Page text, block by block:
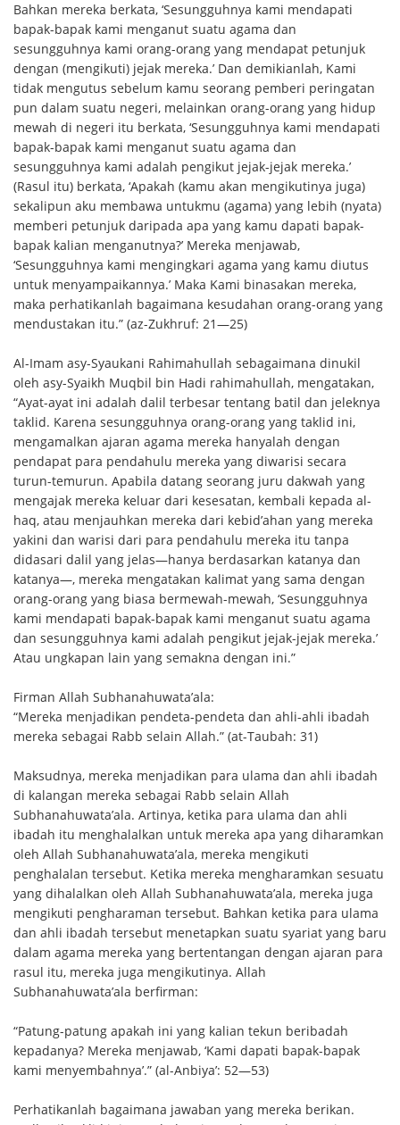
Bahkan mereka berkata, ‘Sesungguhnya kami mendapati
bapak-bapak kami menganut suatu agama dan
sesungguhnya kami orang-orang yang mendapat petunjuk
dengan (mengikuti) jejak mereka.’ Dan demikianlah, Kami
tidak mengutus sebelum kamu seorang pemberi peringatan
pun dalam suatu negeri, melainkan orang-orang yang hidup
mewah di negeri itu berkata, ‘Sesungguhnya kami mendapati
bapak-bapak kami menganut suatu agama dan
sesungguhnya kami adalah pengikut jejak-jejak mereka.’
(Rasul itu) berkata, ‘Apakah (kamu akan mengikutinya juga)
sekalipun aku membawa untukmu (agama) yang lebih (nyata)
memberi petunjuk daripada apa yang kamu dapati bapak-
bapak kalian menganutnya?’ Mereka menjawab,
‘Sesungguhnya kami mengingkari agama yang kamu diutus
untuk menyampaikannya.’ Maka Kami binasakan mereka,
maka perhatikanlah bagaimana kesudahan orang-orang yang
mendustakan itu.” (az-Zukhruf: 21—25)
Al-Imam asy-Syaukani Rahimahullah sebagaimana dinukil
oleh asy-Syaikh Muqbil bin Hadi rahimahullah, mengatakan,
“Ayat-ayat ini adalah dalil terbesar tentang batil dan jeleknya
taklid. Karena sesungguhnya orang-orang yang taklid ini,
mengamalkan ajaran agama mereka hanyalah dengan
pendapat para pendahulu mereka yang diwarisi secara
turun-temurun. Apabila datang seorang juru dakwah yang
mengajak mereka keluar dari kesesatan, kembali kepada al-
haq, atau menjauhkan mereka dari kebid’ahan yang mereka
yakini dan warisi dari para pendahulu mereka itu tanpa
didasari dalil yang jelas—hanya berdasarkan katanya dan
katanya—, mereka mengatakan kalimat yang sama dengan
orang-orang yang biasa bermewah-mewah, ‘Sesungguhnya
kami mendapati bapak-bapak kami menganut suatu agama
dan sesungguhnya kami adalah pengikut jejak-jejak mereka.’
Atau ungkapan lain yang semakna dengan ini.”
Firman Allah Subhanahuwata’ala:
“Mereka menjadikan pendeta-pendeta dan ahli-ahli ibadah
mereka sebagai Rabb selain Allah.” (at-Taubah: 31)
Maksudnya, mereka menjadikan para ulama dan ahli ibadah
di kalangan mereka sebagai Rabb selain Allah
Subhanahuwata’ala. Artinya, ketika para ulama dan ahli
ibadah itu menghalalkan untuk mereka apa yang diharamkan
oleh Allah Subhanahuwata’ala, mereka mengikuti
penghalalan tersebut. Ketika mereka mengharamkan sesuatu
yang dihalalkan oleh Allah Subhanahuwata’ala, mereka juga
mengikuti pengharaman tersebut. Bahkan ketika para ulama
dan ahli ibadah tersebut menetapkan suatu syariat yang baru
dalam agama mereka yang bertentangan dengan ajaran para
rasul itu, mereka juga mengikutinya. Allah
Subhanahuwata’ala berfirman:
“Patung-patung apakah ini yang kalian tekun beribadah
kepadanya? Mereka menjawab, ‘Kami dapati bapak-bapak
kami menyembahnya’.” (al-Anbiya’: 52—53)
Perhatikanlah bagaimana jawaban yang mereka berikan.